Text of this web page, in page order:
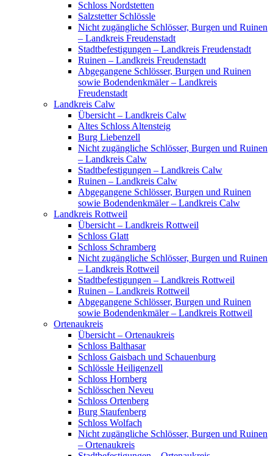
Schloss Nordstetten
Salzstetter Schlössle
Nicht zugängliche Schlösser, Burgen und Ruinen
– Landkreis Freudenstadt
Stadtbefestigungen – Landkreis Freudenstadt
Ruinen – Landkreis Freudenstadt
Abgegangene Schlösser, Burgen und Ruinen
sowie Bodendenkmäler – Landkreis
Freudenstadt
Landkreis Calw
Übersicht – Landkreis Calw
Altes Schloss Altensteig
Burg Liebenzell
Nicht zugängliche Schlösser, Burgen und Ruinen
– Landkreis Calw
Stadtbefestigungen – Landkreis Calw
Ruinen – Landkreis Calw
Abgegangene Schlösser, Burgen und Ruinen
sowie Bodendenkmäler – Landkreis Calw
Landkreis Rottweil
Übersicht – Landkreis Rottweil
Schloss Glatt
Schloss Schramberg
Nicht zugängliche Schlösser, Burgen und Ruinen
– Landkreis Rottweil
Stadtbefestigungen – Landkreis Rottweil
Ruinen – Landkreis Rottweil
Abgegangene Schlösser, Burgen und Ruinen
sowie Bodendenkmäler – Landkreis Rottweil
Ortenaukreis
Übersicht – Ortenaukreis
Schloss Balthasar
Schloss Gaisbach und Schauenburg
Schlössle Heiligenzell
Schloss Hornberg
Schlösschen Neveu
Schloss Ortenberg
Burg Staufenberg
Schloss Wolfach
Nicht zugängliche Schlösser, Burgen und Ruinen
– Ortenaukreis